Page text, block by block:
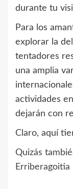
durante tu
Para los
explorar la
tentadores
una amplia
actividades
dejarán con
Claro, aquí
Quizás
Erriberagoitia